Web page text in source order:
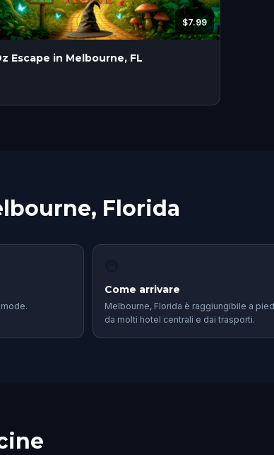
$7.99
Escape in Melbourne, FL
Florida
Come arrivare
Melbourne, Florida è raggiungibile a
da molti hotel centrali e dai trasporti.